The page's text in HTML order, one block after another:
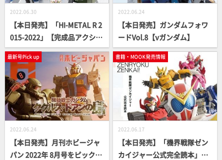
2022.06.30
【本日発売】「HI-METAL R 2
015-2022」【完成品アクショ
ンフィギュア】
2022.06.24
【本日発売】ガンダムフォワ
ードVol.8【νガンダム】
最新号Pick up
2022.06.24
【本日発売】月刊ホビージャ
パン 2022年 8月号をピックア
書籍・MOOK発売情報
2022.06.17
【本日発売】「機界戦隊ゼン
カイジャー公式完全読本」